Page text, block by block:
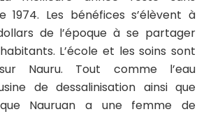
1974. Les bénéfices s’élèvent à
de l’époque à se partager
L’école et les soins sont
Nauru. Tout comme l’eau
de dessalinisation ainsi que
Nauruan a une femme de